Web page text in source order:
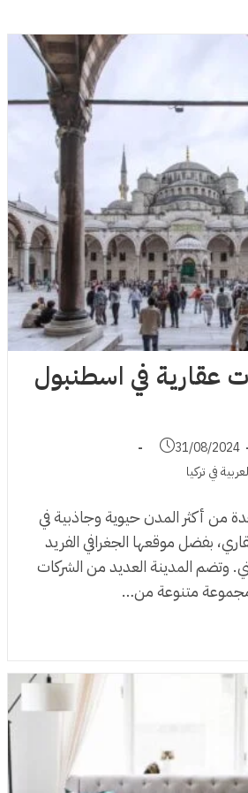
عقارية في اسطنبول
Post
published:
31/08/2024
في تركيا
من أكثر المدن حيوية وجاذبية في
بفضل موقعها الجغرافي الفريد
وتضم المدينة العديد من الشركات
مجموعة متنوعة من…